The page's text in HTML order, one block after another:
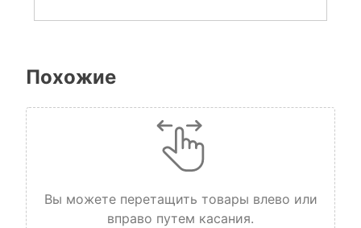
Похожие
Вы можете перетащить товары влево или
вправо путем касания.